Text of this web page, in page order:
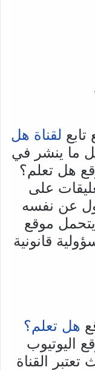
تابع لقناة هل
ما ينشر في
هل تعلم؟
على
عن نفسه
يتحمل موقع
قانونية
هل تعلم؟
اليوتيوب
القناة